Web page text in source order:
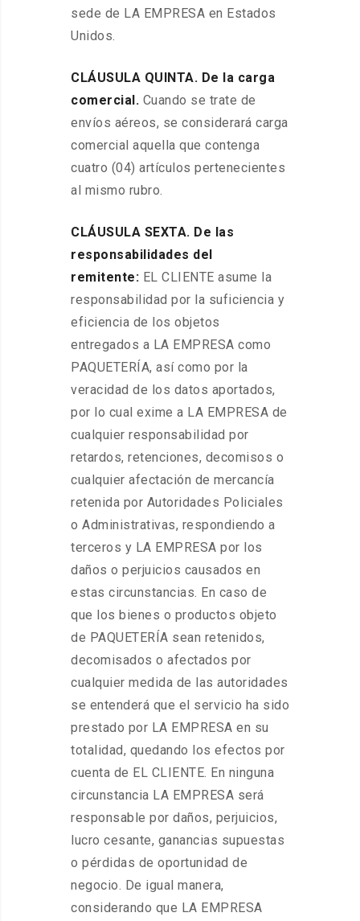
sede de LA EMPRESA en Estados
Unidos.
CLÁUSULA QUINTA. De la carga
comercial. Cuando se trate de
envíos aéreos, se considerará carga
comercial aquella que contenga
cuatro (04) artículos pertenecientes
al mismo rubro.
CLÁUSULA SEXTA. De las
responsabilidades del
remitente: EL CLIENTE asume la
responsabilidad por la suficiencia y
eficiencia de los objetos
entregados a LA EMPRESA como
PAQUETERÍA, así como por la
veracidad de los datos aportados,
por lo cual exime a LA EMPRESA de
cualquier responsabilidad por
retardos, retenciones, decomisos o
cualquier afectación de mercancía
retenida por Autoridades Policiales
o Administrativas, respondiendo a
terceros y LA EMPRESA por los
daños o perjuicios causados en
estas circunstancias. En caso de
que los bienes o productos objeto
de PAQUETERÍA sean retenidos,
decomisados o afectados por
cualquier medida de las autoridades
se entenderá que el servicio ha sido
prestado por LA EMPRESA en su
totalidad, quedando los efectos por
cuenta de EL CLIENTE. En ninguna
circunstancia LA EMPRESA será
responsable por daños, perjuicios,
lucro cesante, ganancias supuestas
o pérdidas de oportunidad de
negocio. De igual manera,
considerando que LA EMPRESA